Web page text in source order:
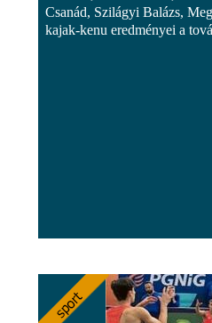
Csanád, Szilágyi Balázs,
kajak-kenu eredményei a